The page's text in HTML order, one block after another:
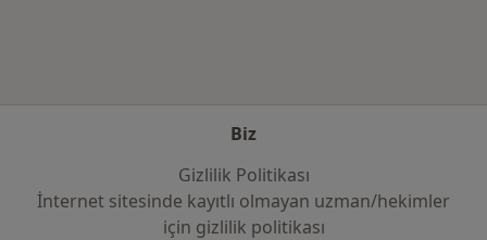
Biz
Gizlilik Politikası
İnternet sitesinde kayıtlı olmayan uzman/hekimler
i̇çin gizlilik politikası